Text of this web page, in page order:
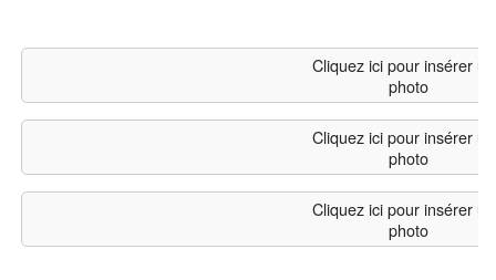
Cliquez ici pour insérer
photo
Cliquez ici pour insérer
photo
Cliquez ici pour insérer
photo